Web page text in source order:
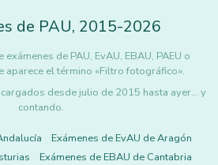
de PAU, 2015-2026
de PAU, EvAU, EBAU, PAEU o
aparece el término «Filtro fotográfico».
desde julio de 2015 hasta ayer... y
contando.
Exámenes de EvAU de Aragón
Exámenes de EBAU de Cantabria